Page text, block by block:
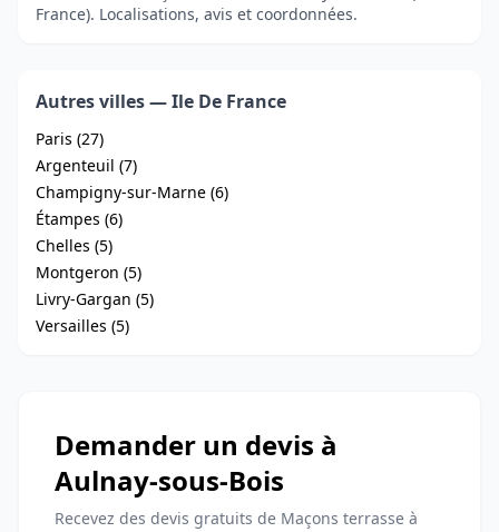
France). Localisations, avis et coordonnées.
Autres villes — Ile De France
Paris (27)
Argenteuil (7)
Champigny-sur-Marne (6)
Étampes (6)
Chelles (5)
Montgeron (5)
Livry-Gargan (5)
Versailles (5)
Demander un devis à
Aulnay-sous-Bois
Recevez des devis gratuits de Maçons terrasse à